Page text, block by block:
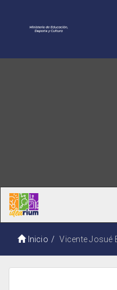
Inicio Vicente Josué